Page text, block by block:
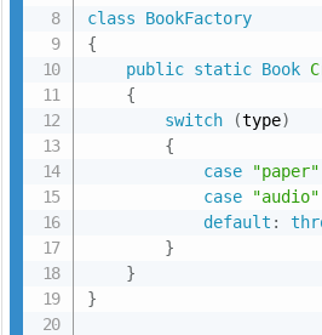
class
BookFactory
{
public static Book
{
switch
(type)
{
case
"paper"
case
"audio"
default :
}
}
}